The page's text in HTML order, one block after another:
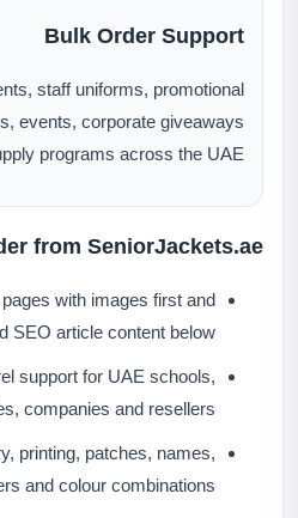
Bulk Order Support
staff uniforms, promotional
events, corporate giveaways
programs across the UAE.
from SeniorJackets.ae?
with images first and
SEO article content below.
support for UAE schools,
companies and resellers.
printing, patches, names,
and colour combinations.